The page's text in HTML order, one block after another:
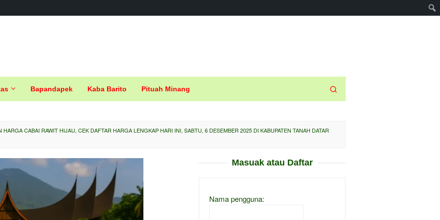
Bapandapek Kaba Barito Pituah Minang
HARGA CABAI RAWIT HIJAU, CEK DAFTAR HARGA LENGKAP HARI INI, SABTU, 6 DESEMBER 2025 DI KABUPATEN TANAH DATAR
Masuak atau Daftar
Nama pengguna: